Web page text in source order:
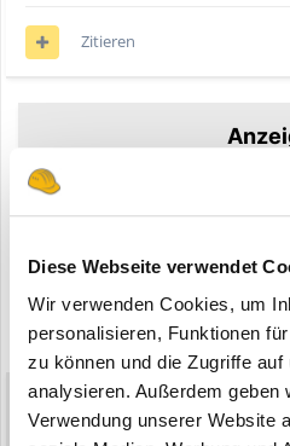
Diese Webseite verwendet
Wir verwenden Cookies, um
personalisieren, Funktionen
zu können und die Zugriffe
analysieren. Außerdem geben
Verwendung unserer Website
Zitieren
Registriere dich um
André
Geschrieben 4. März 2013